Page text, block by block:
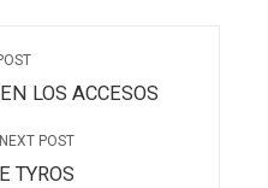
LOS ACCESOS
NEXT POST
TYROS